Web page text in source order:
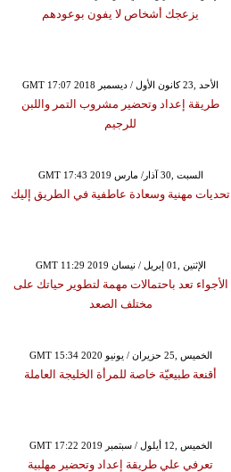
يزعجك أشخاص لا يفون بوعودهم
GMT 17:07 2018 الأحد ,23 كانون الأول / ديسمبر
طريقة إعداد وتحضير مشروب التمر واللبن
للرجيم
GMT 17:43 2019 السبت ,30 آذار/ مارس
تحديات مهنية وسعادة عاطفية في الطريق إليك
GMT 11:29 2019 الإثنين ,01 إبريل / نيسان
الأجواء تعد باحتمالات مهمة لتطوير حياتك على
مختلف الصعد
GMT 15:34 2020 الخميس ,25 حزيران / يونيو
أقنعة طبيعيّة خاصة للمرأة الخليجة العاملة
GMT 17:22 2019 الخميس ,12 أيلول / سبتمبر
تعرفي علي طريقة إعداد وتحضير مهلبية